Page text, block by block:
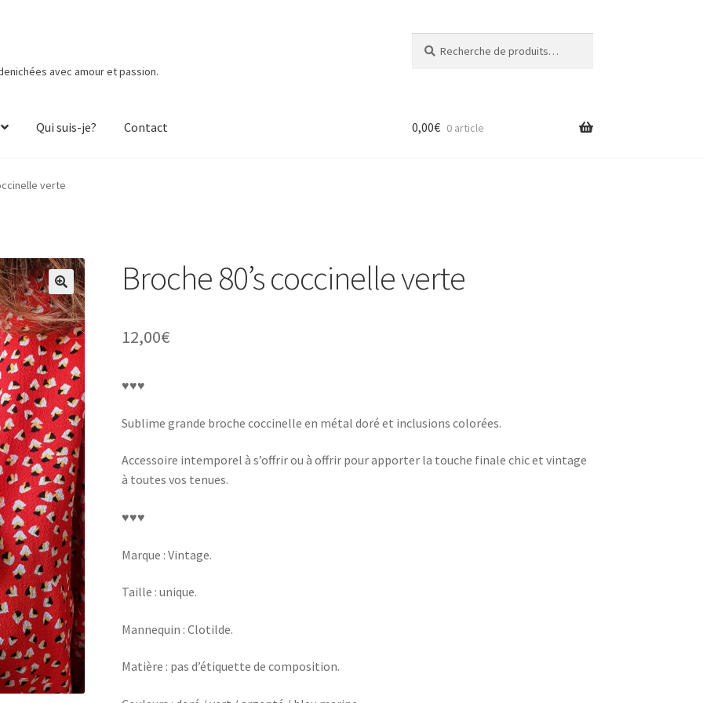
avec amour et passion.
pour :
r
Qui suis-je? Contact 0,00€ 0 article
verte
Broche 80’s coccinelle verte
12,00€
♥♥♥
Sublime grande broche coccinelle en métal doré et inclusions colorées.
Accessoire intemporel à s’offrir ou à offrir pour apporter la touche finale chic et vintage
à toutes vos tenues.
♥♥♥
Marque : Vintage.
Taille : unique.
Mannequin : Clotilde.
Matière : pas d’étiquette de composition.